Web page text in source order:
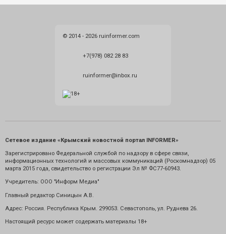
© 2014 - 2026 ruinformer.com
+7(978) 082 28 83
ruinformer@inbox.ru
Сетевое издание «Крымский новостной портал INFORMER»
Зарегистрировано Федеральной службой по надзору в сфере связи,
информационных технологий и массовых коммуникаций (Роскомнадзор) 05
марта 2015 года, свидетельство о регистрации Эл № ФС77-60943.
Учредитель: ООО "Информ Медиа"
Главный редактор Синицын А.В.
Адрес: Россия. Республика Крым. 299053. Севастополь, ул. Руднева 26.
Настоящий ресурс может содержать материалы 18+